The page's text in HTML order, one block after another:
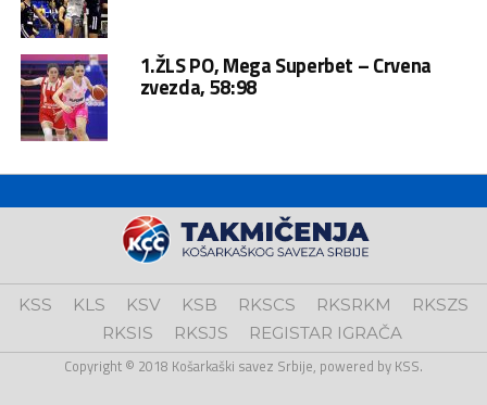
1.ŽLS PO, Mega Superbet – Crvena
zvezda, 58:98
KSS KLS KSV KSB RKSCS RKSRKM
RKSZS
RKSIS
RKSJS REGISTAR IGRAČA
Copyright © 2018 Košarkaški savez Srbije, powered by KSS.